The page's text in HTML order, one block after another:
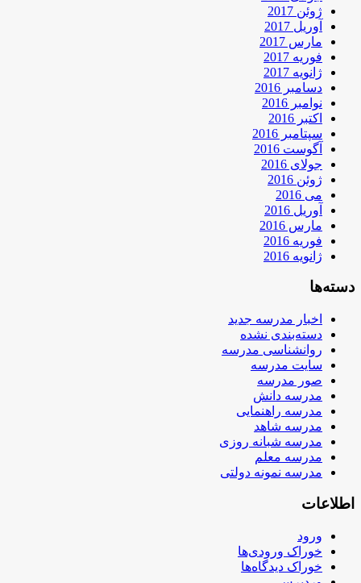
ژوئن 2017
آوریل 2017
مارس 2017
فوریه 2017
ژانویه 2017
دسامبر 2016
نوامبر 2016
اکتبر 2016
سپتامبر 2016
آگوست 2016
جولای 2016
ژوئن 2016
می 2016
آوریل 2016
مارس 2016
فوریه 2016
ژانویه 2016
دسته‌ها
اخبار مدرسه جدید
دسته‌بندی نشده
روانشناسی مدرسه
سایت مدرسه
صور مدرسه
مدرسه دانش
مدرسه راهنمایی
مدرسه شاهد
مدرسه شبانه روزی
مدرسه معلم
مدرسه نمونه دولتی
اطلاعات
ورود
خوراک ورودی‌ها
خوراک دیدگاه‌ها